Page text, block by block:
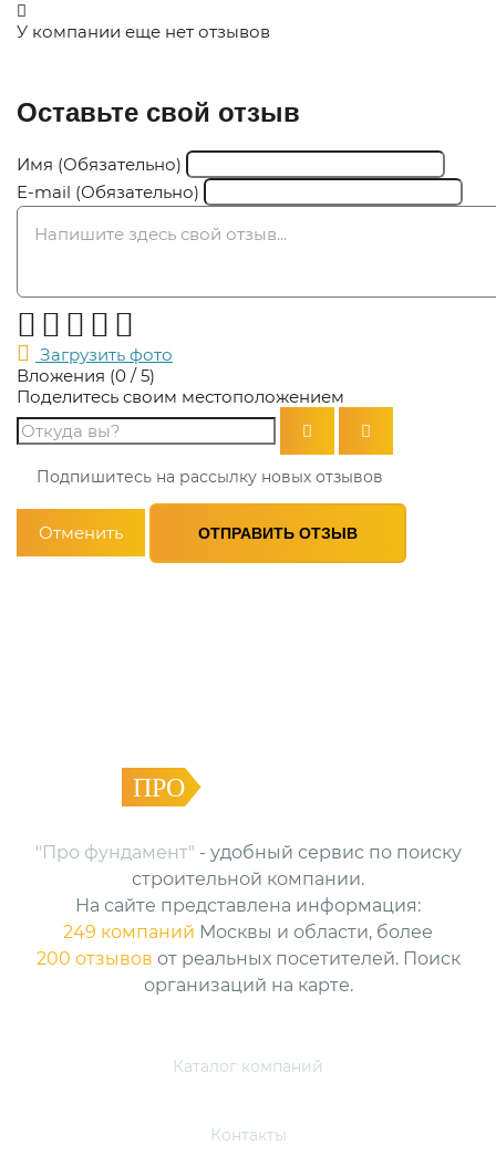
У компании еще нет отзывов
Оставьте свой отзыв
Имя (Обязательно)
E-mail (Обязательно)
Оцените компанию:
Загрузить фото
Вложения (0 / 5)
Поделитесь своим местоположением
Подпишитесь на рассылку новых отзывов
Отменить ОТПРАВИТЬ ОТЗЫВ
ПРО
"Про фундамент" - удобный сервис по поиску
строительной компании.
На сайте представлена информация:
249 компаний Москвы и области, более
200 отзывов от реальных посетителей. Поиск
организаций на карте.
Каталог компаний
Контакты